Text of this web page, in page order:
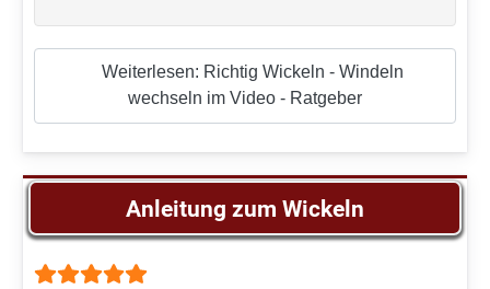
Weiterlesen: Richtig Wickeln - Windeln
wechseln im Video - Ratgeber
Anleitung zum Wickeln
Bewertung: